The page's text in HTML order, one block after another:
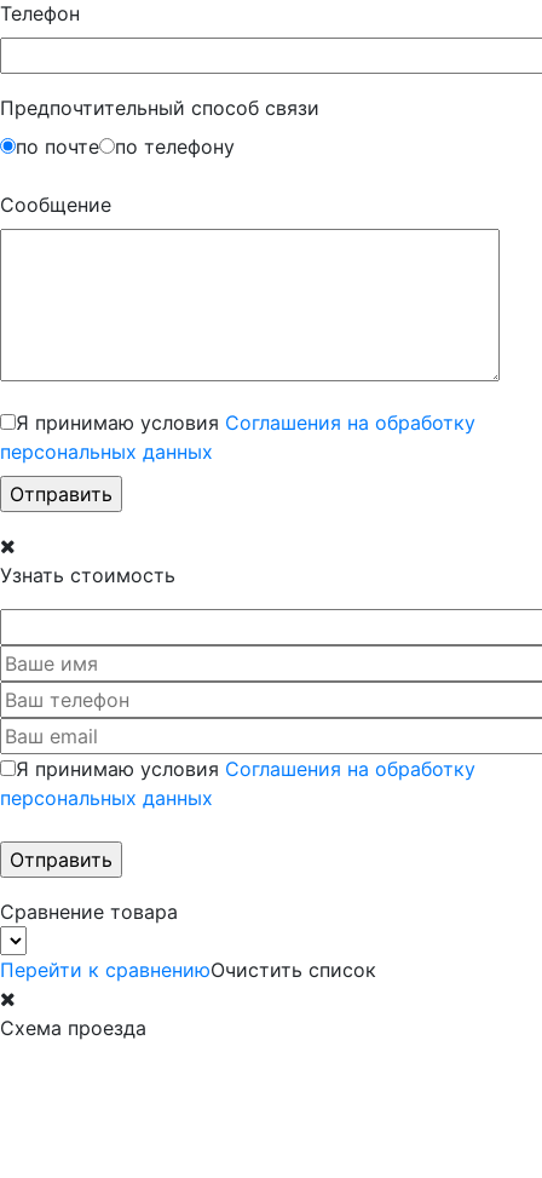
Телефон
Предпочтительный способ связи
по почте
по телефону
Сообщение
Я принимаю условия Соглашения на обработку
персональных данных
Узнать стоимость
Я принимаю условия Соглашения на обработку
персональных данных
Сравнение товара
Перейти к сравнениюОчистить список
Схема проезда